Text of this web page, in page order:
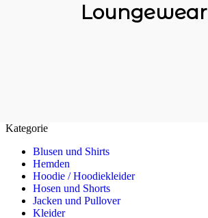
Loungewear
Kategorie
Blusen und Shirts
Hemden
Hoodie / Hoodiekleider
Hosen und Shorts
Jacken und Pullover
Kleider